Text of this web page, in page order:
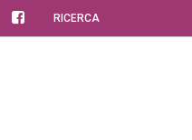
RICERCA